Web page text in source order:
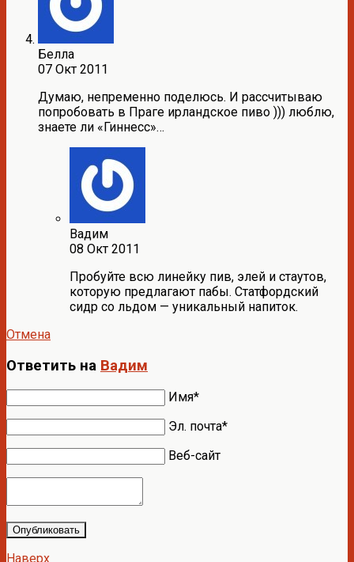
Белла
07 Окт 2011
Думаю, непременно поделюсь. И рассчитываю
попробовать в Праге ирландское пиво ))) люблю,
знаете ли «Гиннесс»…
Вадим
08 Окт 2011
Пробуйте всю линейку пив, элей и стаутов,
которую предлагают пабы. Статфордский
сидр со льдом — уникальный напиток.
Отмена
Ответить на Вадим
Имя*
Эл. почта*
Веб-сайт
Опубликовать
Наверх